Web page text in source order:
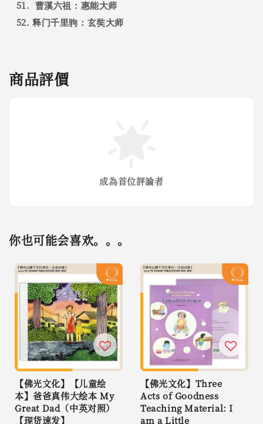
曹溪六祖：惠能大师
释门千里驹：玄奘大师
商品評價
成為首位評論者
你也可能会喜欢。。。
【佛光文化】【儿童绘
本】爸爸真伟大绘本 My
Great Dad（中英对照）
【现货速发】
【佛光文化】Three
Acts of Goodness
Teaching Material: I
am a Little